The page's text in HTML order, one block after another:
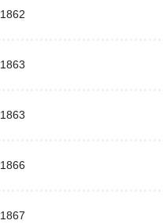
1862
1863
1863
1866
1867